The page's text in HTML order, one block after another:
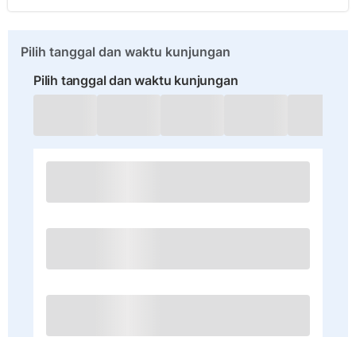
Pilih tanggal dan waktu kunjungan
Pilih tanggal dan waktu kunjungan